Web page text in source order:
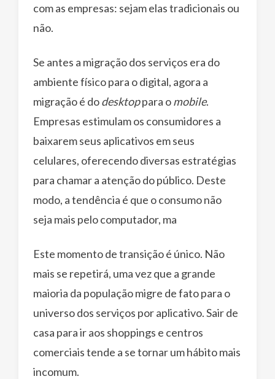
com as empresas: sejam elas tradicionais ou
não.
Se antes a migração dos serviços era do
ambiente físico para o digital, agora a
migração é dodesktoppara omobile.
Empresas estimulam os consumidores a
baixarem seus aplicativos em seus
celulares, oferecendo diversas estratégias
para chamar a atenção do público. Deste
modo, a tendência é que o consumo não
seja mais pelo computador, ma
Este momento de transição é único. Não
mais se repetirá, uma vez que a grande
maioria da população migre de fato para o
universo dos serviços por aplicativo. Sair de
casa para ir aos shoppings e centros
comerciais tende a se tornar um hábito mais
incomum.